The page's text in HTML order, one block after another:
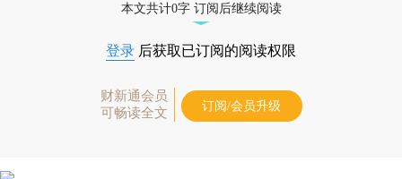
本文共计0字 订阅后继续阅读
登录 后获取已订阅的阅读权限
财新通会员
可畅读全文
订阅/会员升级